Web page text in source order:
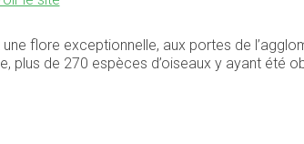
flore exceptionnelle, aux portes de
de 270 espèces d’oiseaux y ayant été